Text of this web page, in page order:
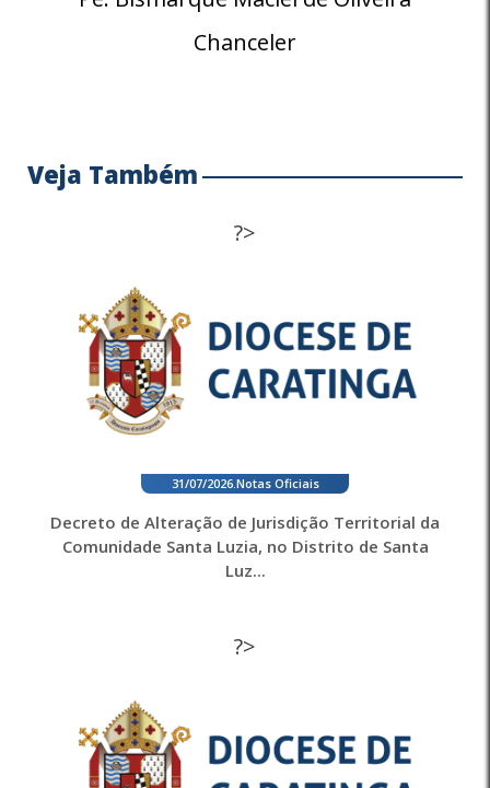
Chanceler
Veja Também
?>
31/07/2026. Notas Oficiais
Decreto de Alteração de Jurisdição Territorial da
Comunidade Santa Luzia, no Distrito de Santa
Luz...
?>